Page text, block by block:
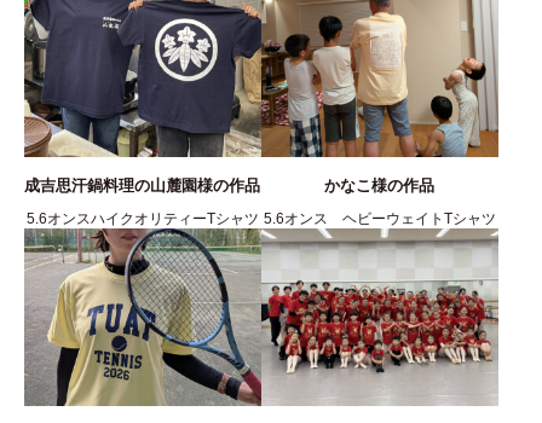
成吉思汗鍋料理の山麓園様の作品
5.6オンスハイクオリティーTシャツ
かなこ様の作品
5.6オンス ヘビーウェイトTシャツ